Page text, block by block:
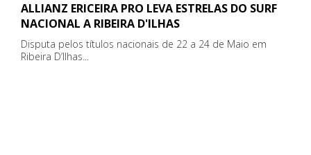
ALLIANZ ERICEIRA PRO LEVA ESTRELAS DO SURF
NACIONAL A RIBEIRA D'ILHAS
Disputa pelos títulos nacionais de 22 a 24 de Maio em
Ribeira D’Ilhas...